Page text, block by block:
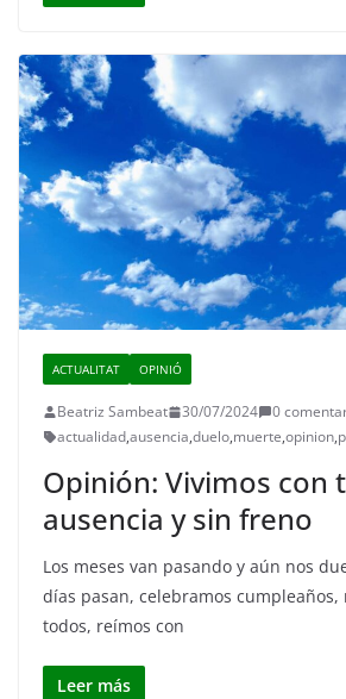
ACTUALITAT OPINIÓ
Beatriz Sambeat 30/07/2024
0
actualidad,ausencia,duelo,muerte,opinion,
Opinión: Vivimos con
ausencia y sin freno
Los meses van pasando y aún nos
días pasan, celebramos cumpleaños,
todos, reímos con
Leer más